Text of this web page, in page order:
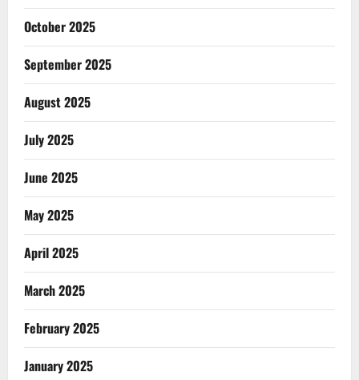
October 2025
September 2025
August 2025
July 2025
June 2025
May 2025
April 2025
March 2025
February 2025
January 2025